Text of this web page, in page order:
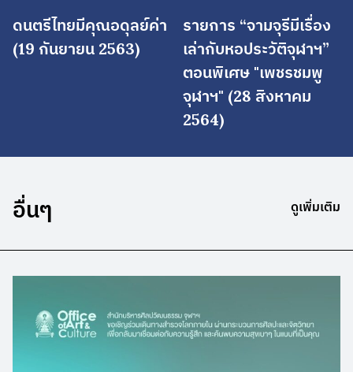
ดนตรีไทยมีคุณอดุลย์ค่า
(19 กันยายน 2563)
รายการ “จามจุรีมีเรื่อง
เล่ากับหอประวัติจุฬาฯ”
ตอนพิเศษ "เพชรชมพู
จุฬาฯ" (28 สิงหาคม
2564)
อื่นๆ ดูเพิ่มเติม